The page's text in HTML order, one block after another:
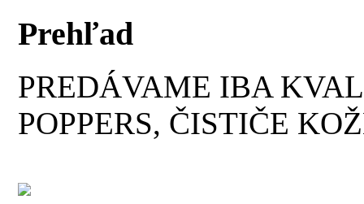
Prehľad
PREDÁVAME IBA
POPPERS, ČISTIČE